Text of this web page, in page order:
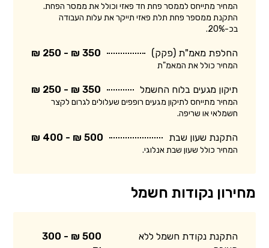
המחיר מתייחס לממסר פחת חד פאזי וכולל את ממסר הפחת.
התקנת ממספר פחת תלת פאזי תייקר את עלות העבודה
בכ-20%.
החלפת מאמ"ת (פקק) 350 ₪ - 250 ₪
המחיר כולל את המאמ"ת
תיקון מגעים בלוח החשמל 350 ₪ - 250 ₪
המחיר מתייחס לתיקון מגעים רופפים שעלולים לגרום לקצר
חשמלאי או שריפה.
התקנת שעון שבת 500 ₪ - 400 ₪
המחיר כולל שעון שבת אנלוגי.
מחירון נקודות חשמל
התקנת נקודת חשמל ללא
500 ₪ - 300